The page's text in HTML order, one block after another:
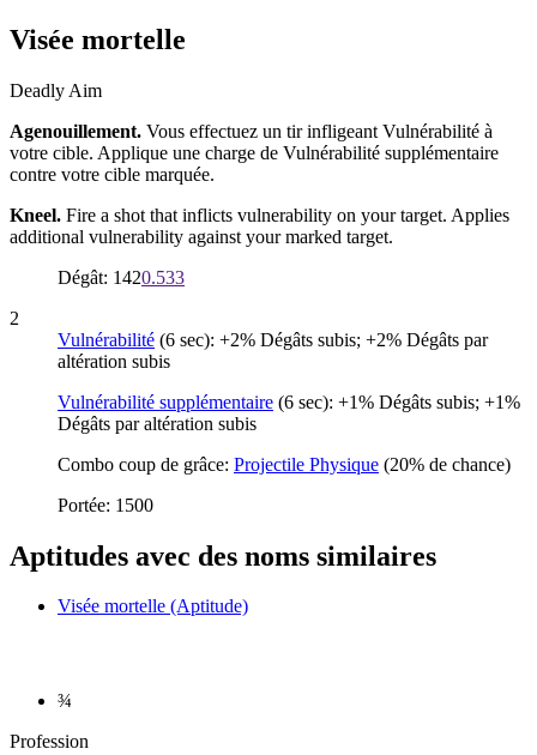
Visée mortelle
Deadly Aim
Agenouillement. Vous effectuez un tir infligeant Vulnérabilité à
votre cible. Applique une charge de Vulnérabilité supplémentaire
contre votre cible marquée.
Kneel. Fire a shot that inflicts vulnerability on your target. Applies
additional vulnerability against your marked target.
Dégât: 1420.533
2
Vulnérabilité (6 sec): +2% Dégâts subis; +2% Dégâts par
altération subis
Vulnérabilité supplémentaire (6 sec): +1% Dégâts subis; +1%
Dégâts par altération subis
Combo coup de grâce: Projectile Physique (20% de chance)
Portée: 1500
Aptitudes avec des noms similaires
Visée mortelle (Aptitude)
¾
Profession